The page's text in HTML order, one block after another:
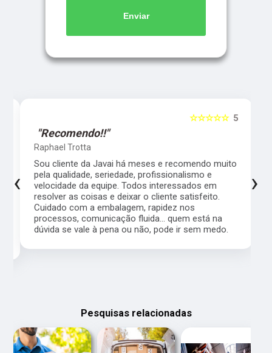
Enviar
5
☆☆☆☆☆
"Recomendo!!"
Raphael Trotta
Sou cliente da Javai há meses e recomendo muito
pela qualidade, seriedade, profissionalismo e
velocidade da equipe. Todos interessados em
resolver as coisas e deixar o cliente satisfeito.
Cuidado com a embalagem, rapidez nos
processos, comunicação fluida... quem está na
dúvida se vale à pena ou não, pode ir sem medo.
‹ ›
Pesquisas relacionadas